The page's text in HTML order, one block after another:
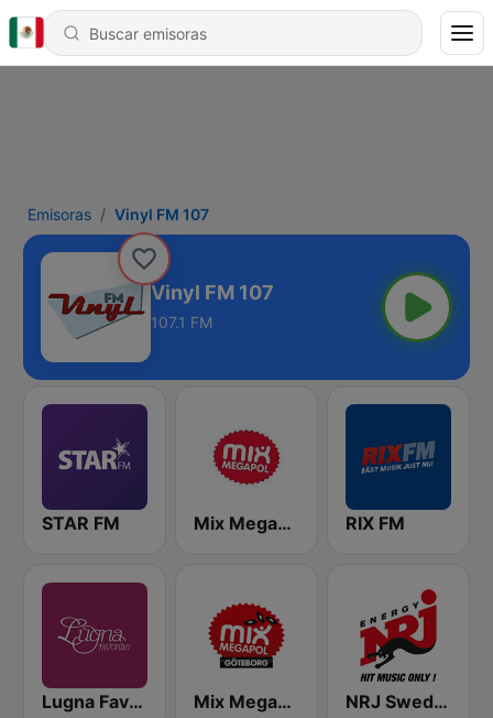
Emisoras Vinyl FM 107
Vinyl FM 107
107.1 FM
STAR FM Mix Megapol RIX FM
Lugna Favoriter Mix Megapol Göteborg NRJ Sweden